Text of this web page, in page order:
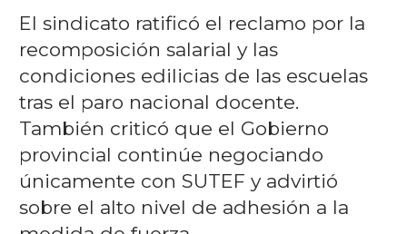
El sindicato ratificó el reclamo por la
recomposición salarial y las
condiciones edilicias de las escuelas
tras el paro nacional docente.
También criticó que el Gobierno
provincial continúe negociando
únicamente con SUTEF y advirtió
sobre el alto nivel de adhesión a la